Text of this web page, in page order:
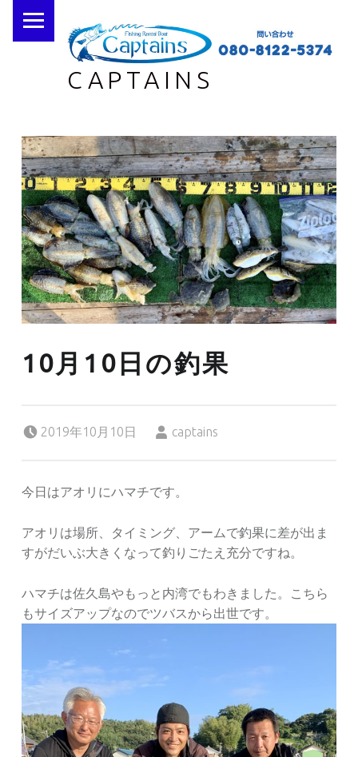
CAPTAINS
10月10日の釣果
2019年10月10日
captains
今日はアオリにハマチです。
アオリは場所、タイミング、アームで釣果に差が出ま
すがだいぶ大きくなって釣りごたえ充分ですね。
ハマチは佐久島やもっと内湾でもわきました。こちら
もサイズアップなのでツバスから出世です。